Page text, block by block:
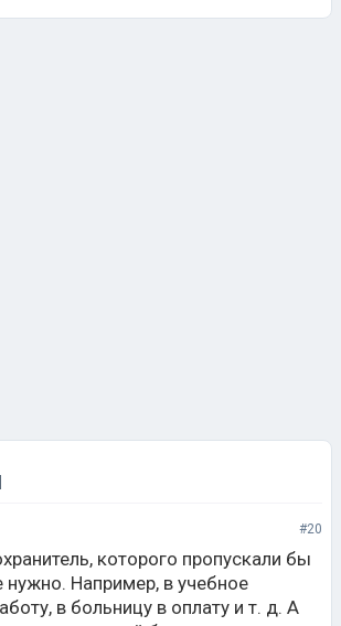
#20
которого пропускали бы
нужно. Например, в учебное
в больницу в оплату и т. д. А